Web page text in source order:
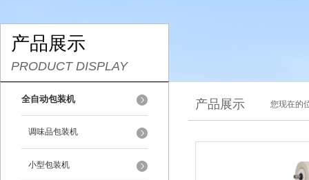
产品展示
PRODUCT DISPLAY
全自动包装机
调味品包装机
小型包装机
产品展示 您现在的